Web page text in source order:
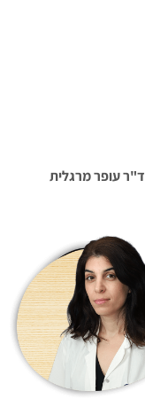
ד"ר עופר מרגלית